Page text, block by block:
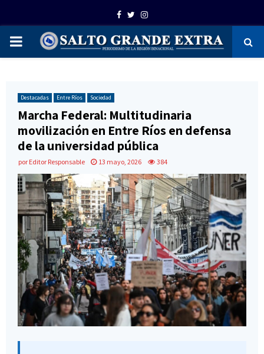
Facebook
TwitterInstagram
PRIMARY
Destacadas Entre Ríos Sociedad
Marcha Federal: Multitudinaria
movilización en Entre Ríos en defensa
de la universidad pública
por Editor Responsable 13 mayo, 2026 384
Marcha en Paraná (Por CTA Entre Ríos)